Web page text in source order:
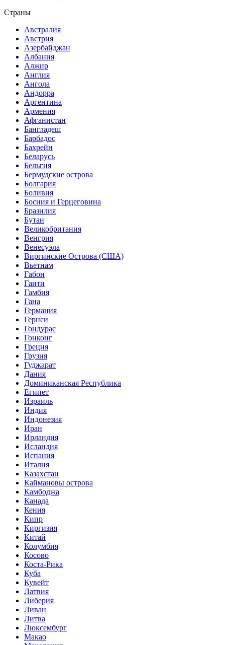
Страны
Австралия
Австрия
Азербайджан
Албания
Алжир
Англия
Ангола
Андорра
Аргентина
Армения
Афганистан
Бангладеш
Барбадос
Бахрейн
Беларусь
Бельгия
Бермудские острова
Болгария
Боливия
Босния и Герцеговина
Бразилия
Бутан
Великобритания
Венгрия
Венесуэла
Виргинские Острова (США)
Вьетнам
Габон
Гаити
Гамбия
Гана
Германия
Гернси
Гондурас
Гонконг
Греция
Грузия
Гуджарат
Дания
Доминиканская Республика
Египет
Израиль
Индия
Индонезия
Иран
Ирландия
Исландия
Испания
Италия
Казахстан
Каймановы острова
Камбоджа
Канада
Кения
Кипр
Киргизия
Китай
Колумбия
Косово
Коста-Рика
Куба
Кувейт
Латвия
Либерия
Ливан
Литва
Люксембург
Макао